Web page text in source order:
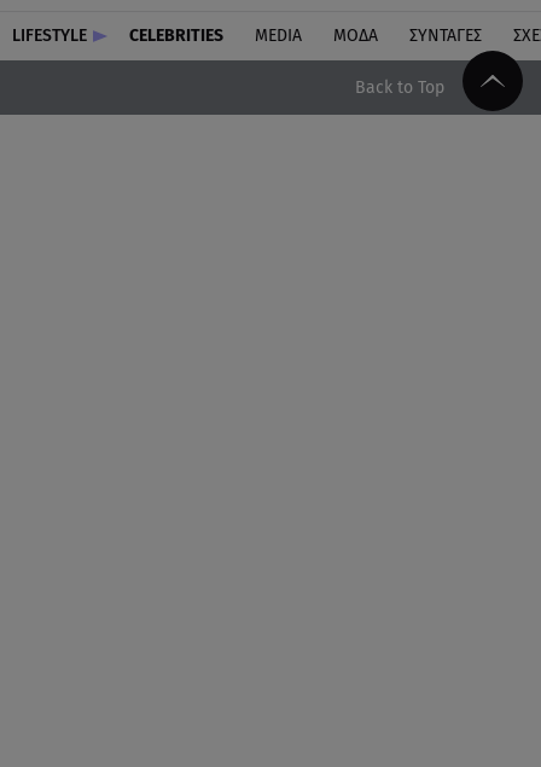
LIFESTYLE CELEBRITIES MEDIA ΜΟΔΑ ΣΥΝΤΑΓΕΣ
Back to Top